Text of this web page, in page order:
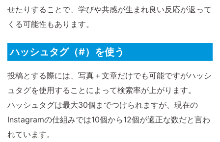
せたりすることで、学びや共感が生まれ良い反応が返って
くる可能性もあります。
ハッシュタグ（#）を使う
投稿とする際には、写真＋文章だけでも可能ですがハッシ
ュタグを使用することによって検索率が上がります。
ハッシュタグは最大30個までつけられますが、現在の
Instagramの仕組みでは10個から12個が適正な数だと言わ
れています。